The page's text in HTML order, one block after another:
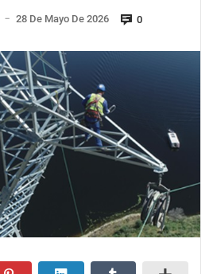
— 28 De Mayo De 2026 0